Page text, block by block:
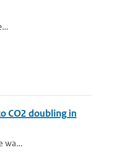
CO2 doubling in
wa...